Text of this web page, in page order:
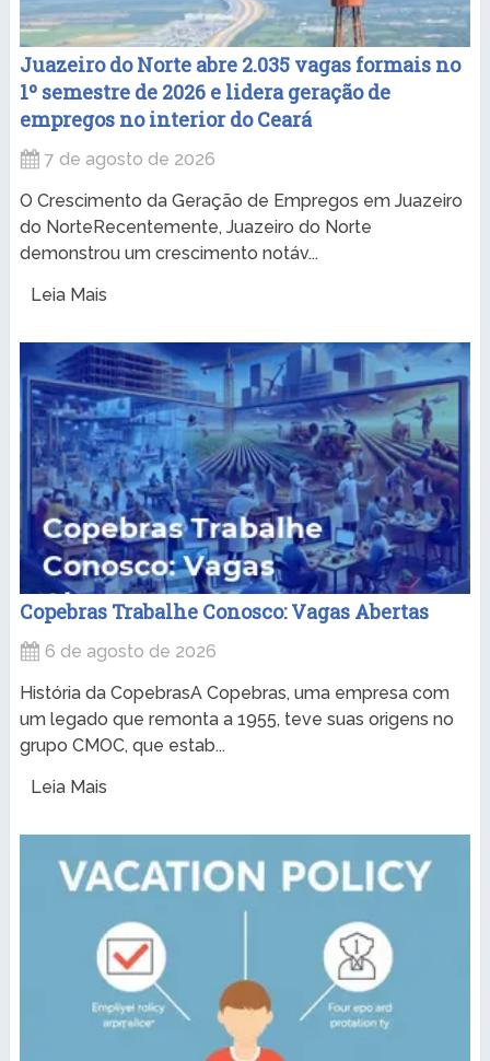
Juazeiro do Norte abre 2.035 vagas formais no
1º semestre de 2026 e lidera geração de
empregos no interior do Ceará
7 de agosto de 2026
O Crescimento da Geração de Empregos em Juazeiro
do NorteRecentemente, Juazeiro do Norte
demonstrou um crescimento notáv...
Leia Mais
Copebras Trabalhe Conosco: Vagas Abertas
6 de agosto de 2026
História da CopebrasA Copebras, uma empresa com
um legado que remonta a 1955, teve suas origens no
grupo CMOC, que estab...
Leia Mais